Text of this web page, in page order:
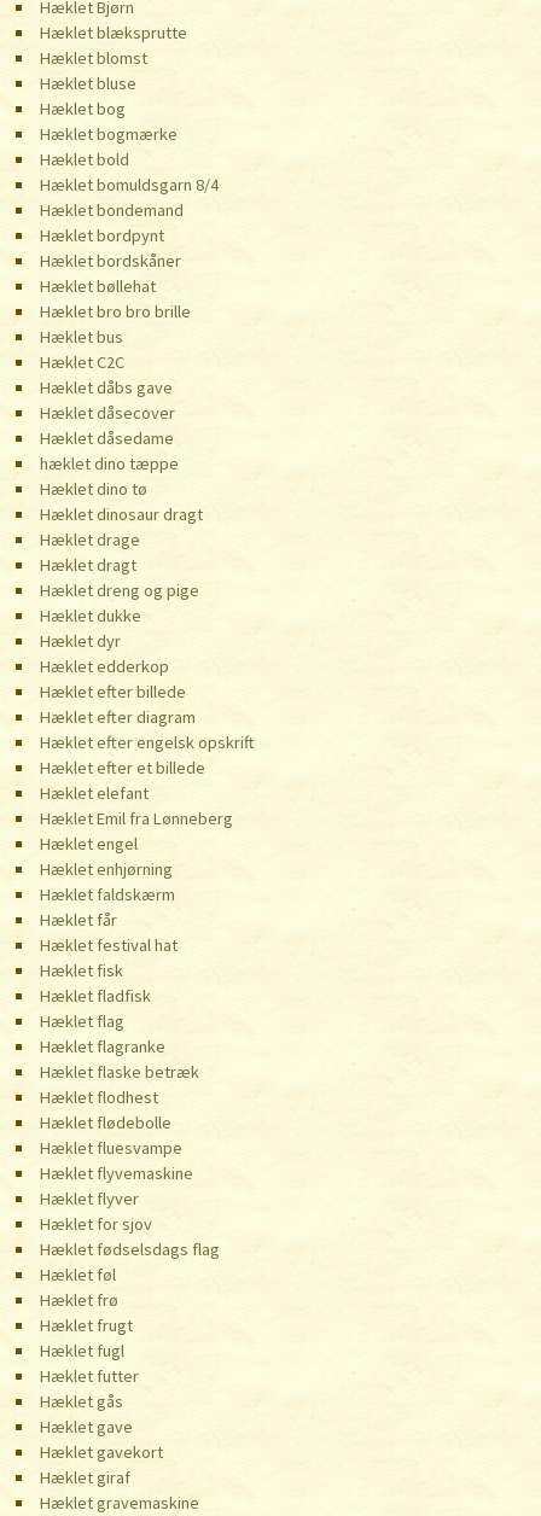
Hæklet Bjørn
Hæklet blæksprutte
Hæklet blomst
Hæklet bluse
Hæklet bog
Hæklet bogmærke
Hæklet bold
Hæklet bomuldsgarn 8/4
Hæklet bondemand
Hæklet bordpynt
Hæklet bordskåner
Hæklet bøllehat
Hæklet bro bro brille
Hæklet bus
Hæklet C2C
Hæklet dåbs gave
Hæklet dåsecover
Hæklet dåsedame
hæklet dino tæppe
Hæklet dino tø
Hæklet dinosaur dragt
Hæklet drage
Hæklet dragt
Hæklet dreng og pige
Hæklet dukke
Hæklet dyr
Hæklet edderkop
Hæklet efter billede
Hæklet efter diagram
Hæklet efter engelsk opskrift
Hæklet efter et billede
Hæklet elefant
Hæklet Emil fra Lønneberg
Hæklet engel
Hæklet enhjørning
Hæklet faldskærm
Hæklet får
Hæklet festival hat
Hæklet fisk
Hæklet fladfisk
Hæklet flag
Hæklet flagranke
Hæklet flaske betræk
Hæklet flodhest
Hæklet flødebolle
Hæklet fluesvampe
Hæklet flyvemaskine
Hæklet flyver
Hæklet for sjov
Hæklet fødselsdags flag
Hæklet føl
Hæklet frø
Hæklet frugt
Hæklet fugl
Hæklet futter
Hæklet gås
Hæklet gave
Hæklet gavekort
Hæklet giraf
Hæklet gravemaskine